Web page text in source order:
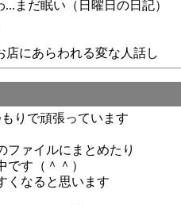
まだ眠い（日曜日の日記）
にあらわれる変な人話し
りで頑張っています
ファイルにまとめたり
す（＾＾）
くなると思います